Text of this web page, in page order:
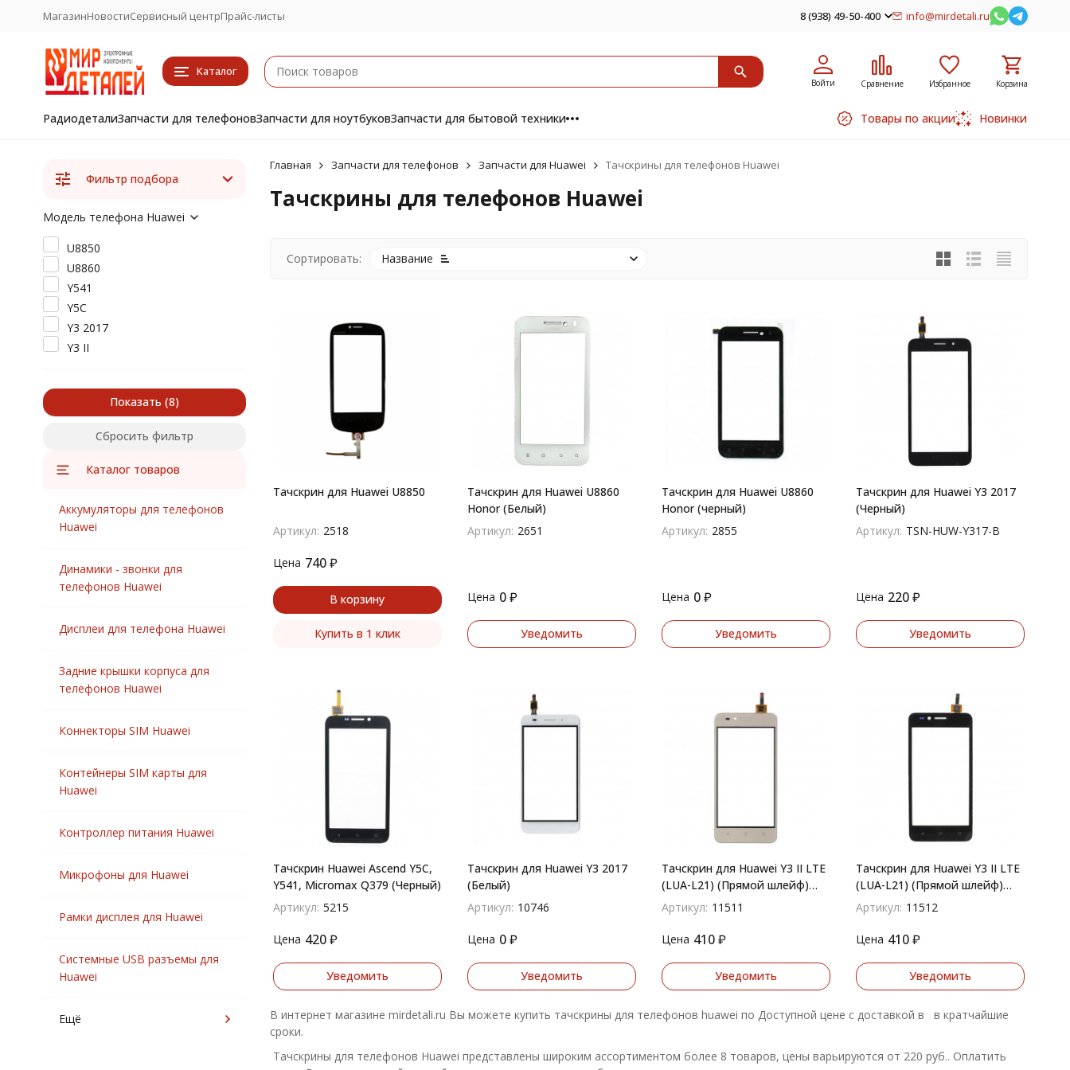
МагазинНовостиСервисный центрПрайс-листы 8 (938) 49-50-400 info@mirdetali.ru
Каталог
Войти Сравнение Избранное Корзина
РадиодеталиЗапчасти для телефоновЗапчасти для ноутбуковЗапчасти для бытовой техники Товары по акции Новинки
Главная Запчасти для телефонов Запчасти для Huawei Тачскрины для телефонов Huawei
Тачскрины для телефонов Huawei
Сортировать: Название
Тачскрин для Huawei U8850
Артикул: 2518
Цена 740 ₽
В корзину
Купить в 1 клик
Тачскрин для Huawei U8860
Honor (Белый)
Артикул: 2651
Цена 0 ₽
Уведомить
Тачскрин для Huawei U8860
Honor (черный)
Артикул: 2855
Цена 0 ₽
Уведомить
Тачскрин для Huawei Y3 2017
(Черный)
Артикул: TSN-HUW-Y317-B
Цена 220 ₽
Уведомить
Тачскрин Huawei Ascend Y5C,
Y541, Micromax Q379 (Черный)
Артикул: 5215
Цена 420 ₽
Уведомить
Тачскрин для Huawei Y3 2017
(Белый)
Артикул: 10746
Цена 0 ₽
Уведомить
Тачскрин для Huawei Y3 II LTE
(LUA-L21) (Прямой шлейф)
(Золото)
Артикул: 11511
Цена 410 ₽
Уведомить
Тачскрин для Huawei Y3 II LTE
(LUA-L21) (Прямой шлейф)
(Черный)
Артикул: 11512
Цена 410 ₽
Уведомить
В интернет магазине mirdetali.ru Вы можете купить тачскрины для телефонов huawei по Доступной цене с доставкой в в кратчайшие
сроки.
Тачскрины для телефонов Huawei представлены широким ассортиментом более 8 товаров, цены варьируются от 220 руб.. Оплатить
Фильтр подбора
Модель телефона Huawei
U8850
U8860
Y541
Y5C
Y3 2017
Y3 II
Показать
Сбросить фильтр
Каталог товаров
Аккумуляторы для телефонов
Huawei
Динамики - звонки для
телефонов Huawei
Дисплеи для телефона Huawei
Задние крышки корпуса для
телефонов Huawei
Коннекторы SIM Huawei
Контейнеры SIM карты для
Huawei
Контроллер питания Huawei
Микрофоны для Huawei
Рамки дисплея для Huawei
Системные USB разъемы для
Huawei
Ещё